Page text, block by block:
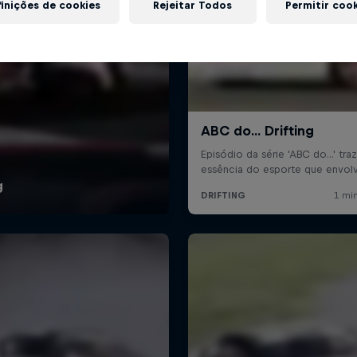
de cookies Rejeitar Todos Permitir